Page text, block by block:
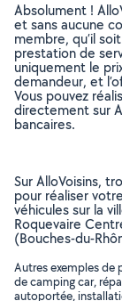
Absolument !
et sans aucune
membre, qu’il
prestation de
uniquement le
demandeur, et
Vous pouvez
directement sur
bancaires.
Sur AlloVoisins,
pour réaliser
véhicules sur la
Roquevaire
(Bouches-du-
Autres exemples de
de camping car,
autoportée,